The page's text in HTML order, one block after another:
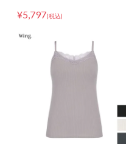
トップ ノースリーブ 環境配慮
¥5,797(税込)